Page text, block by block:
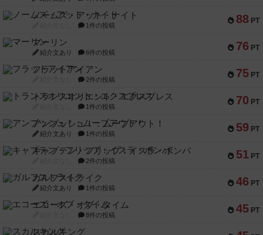
88 PT
ノームズ・アット・ナイト
1件の投稿
76 PT
マーリン
紹介文あり 6件の投稿
75 PT
フラットアイアン
2件の投稿
70 PT
トランスオリエント・エクスプレス
1件の投稿
59 PT
アンブッシュ！：ムーブアウト！
紹介文あり 1件の投稿
51 PT
キャプテン・フリップ：イスラ・ボンバ
2件の投稿
46 PT
ガルフストライク
紹介文あり 1件の投稿
45 PT
エコーズ・オブ・タイム
8件の投稿
スカルキング